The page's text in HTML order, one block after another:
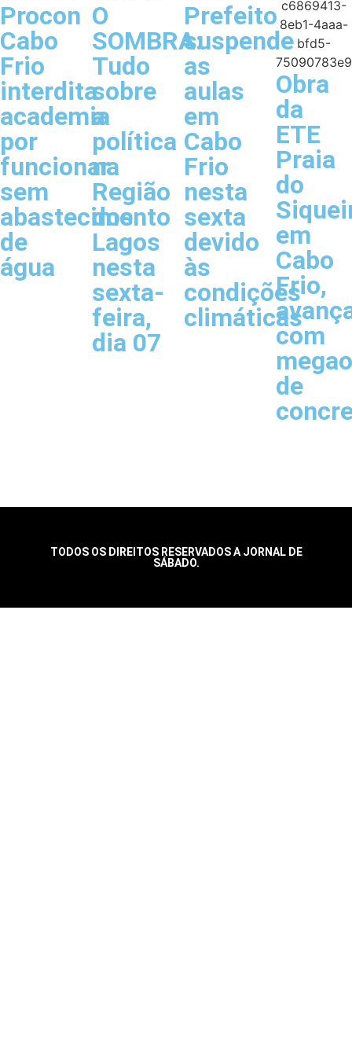
Procon
Cabo
Frio
interdita
academia
por
funcionar
sem
abastecimento
de
água
O
SOMBRA:
Tudo
sobre
a
política
na
Região
dos
Lagos
nesta
sexta-
feira,
dia 07
Prefeito
suspende
as
aulas
em
Cabo
Frio
nesta
sexta
devido
às
condições
climáticas
Obra
da
ETE
Praia
do
em
Cabo
Frio,
com
de
TODOS OS DIREITOS RESERVADOS A JORNAL DE
SÁBADO.